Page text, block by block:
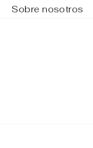
Sobre nosotros